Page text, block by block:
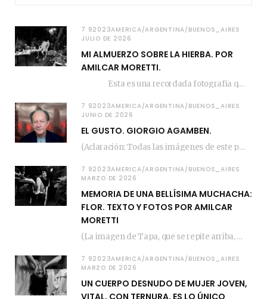
7 92023AMERICA/ARGENTINA/BUENOS_AIRES
JULIO DE 2026
MI ALMUERZO SOBRE LA HIERBA. POR
AMILCAR MORETTI.
Esta es una recordada fotografía que registré…
7 92023AMERICA/ARGENTINA/BUENOS_AIRES
JUNIO DE 2026
EL GUSTO. GIORGIO AGAMBEN.
(Aclaración: Todas las imágenes de este posteo fueron tomadas de Bloghemia.com, y todos los…
7 92023AMERICA/ARGENTINA/BUENOS_AIRES
MARZO DE 2026
MEMORIA DE UNA BELLÍSIMA MUCHACHA:
FLOR. TEXTO Y FOTOS POR AMILCAR
MORETTI
(La imagen de Tapa, que se repite arriba, fue compuesta por Amilcar Moretti el viernes…
7 92023AMERICA/ARGENTINA/BUENOS_AIRES
MARZO DE 2026
UN CUERPO DESNUDO DE MUJER JOVEN,